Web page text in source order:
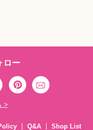
ロー
>
Q&A Shop List